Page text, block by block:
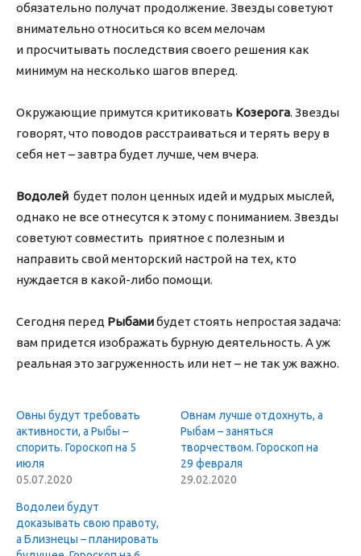
обязательно получат продолжение. Звезды советуют
внимательно относиться ко всем мелочам
и просчитывать последствия своего решения как
минимум на несколько шагов вперед.
Окружающие примутся критиковать Козерога. Звезды
говорят, что поводов расстраиваться и терять веру в
себя нет – завтра будет лучше, чем вчера.
Водолей будет полон ценных идей и мудрых мыслей,
однако не все отнесутся к этому с пониманием. Звезды
советуют совместить приятное с полезным и
направить свой менторский настрой на тех, кто
нуждается в какой-либо помощи.
Сегодня перед Рыбамибудет стоять непростая задача:
вам придется изображать бурную деятельность. А уж
реальная это загруженность или нет – не так уж важно.
Овны будут требовать
активности, а Рыбы –
спорить. Гороскоп на 5
июля
05.07.2020
Овнам лучше отдохнуть, а
Рыбам – заняться
творчеством. Гороскоп на
29 февраля
29.02.2020
Водолеи будут
доказывать свою правоту,
а Близнецы – планировать